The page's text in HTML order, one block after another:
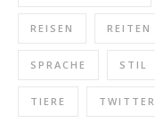
REISEN REITEN
SPRACHE STIL
TIERE TWITTER